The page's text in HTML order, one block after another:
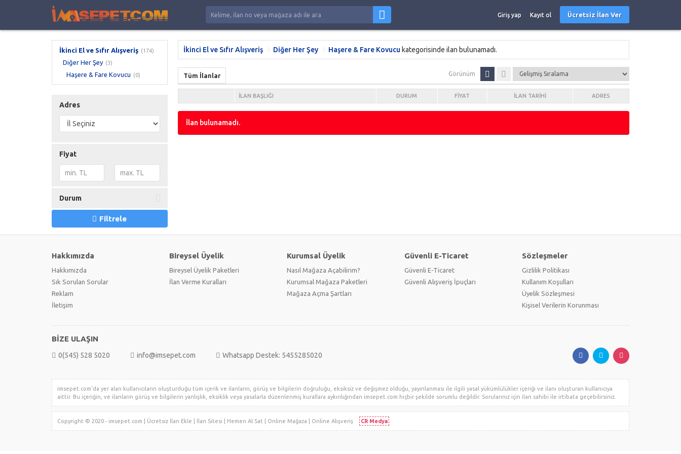
Giriş yap Kayıt ol Ücretsiz İlan Ver
İkinci El ve Sıfır Alışveriş (174)
Diğer Her Şey (3)
Haşere & Fare Kovucu (0)
Adres
Fiyat
Durum
Filtrele
İkinci El ve Sıfır Alışveriş Diğer Her Şey Haşere & Fare Kovucu kategorisinde ilan bulunamadı.
Tüm İlanlar Görünüm
İLAN BAŞLIĞI DURUM FIYAT İLAN TARIHI ADRES
İlan bulunamadı.
Hakkımızda
Hakkımızda
Sık Sorulan Sorular
Reklam
İletişim
Bireysel Üyelik
Bireysel Üyelik Paketleri
İlan Verme Kuralları
Kurumsal Üyelik
Nasıl Mağaza Açabilirim?
Kurumsal Mağaza Paketleri
Mağaza Açma Şartları
Güvenli E-Ticaret
Güvenli E-Ticaret
Güvenli Alışveriş İpuçları
Sözleşmeler
Gizlilik Politikası
Kullanım Koşulları
Üyelik Sözleşmesi
Kişisel Verilerin Korunması
BİZE ULAŞIN
0(545) 528 5020 info@imsepet.com Whatsapp Destek: 5455285020
imsepet.com'da yer alan kullanıcıların oluşturduğu tüm içerik ve ilanların, görüş ve bilgilerin doğruluğu, eksiksiz ve değişmez olduğu, yayınlanması ile ilgili yasal yükümlülükler içeriği ve ilanı oluşturan kullanıcıya
aittir. Bu içeriğin, ve ilanların görüş ve bilgilerin yanlışlık, eksiklik veya yasalarla düzenlenmiş kurallara aykırılığından imsepet.com hiçbir şekilde sorumlu değildir. Sorularınız için ilan sahibi ile irtibata geçebilirsiniz.
Copyright © 2020 - imsepet.com | Ücretsiz İlan Ekle | İlan Sitesi | Hemen Al Sat | Online Mağaza | Online Alışveriş CR Medya